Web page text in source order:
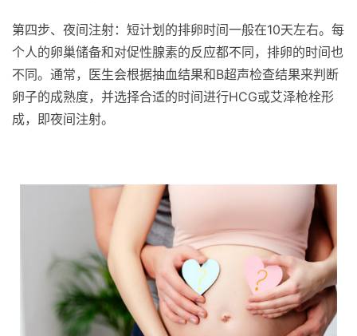
第四步、夜间注射：短计划的排卵时间一般在10天左右。每
个人的卵巢储备和对促性腺素的反应都不同，排卵的时间也
不同。通常，医生会根据抽血结果和B超声检查结果来判断
卵子的成熟度，并选择合适的时间进行HCG或艾泽枪栓形
成，即夜间注射。